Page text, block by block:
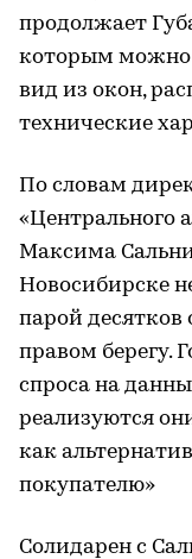
продолжает
которым можно
вид из окон,
технические
По словам
«Центрального
Максима
Новосибирске
парой десятков
правом берегу.
спроса на
реализуются
как
покупателю»
Солидарен с